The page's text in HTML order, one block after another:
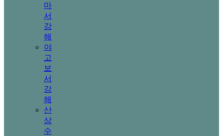
마
서
강
해
야
고
보
서
강
해
산
상
수